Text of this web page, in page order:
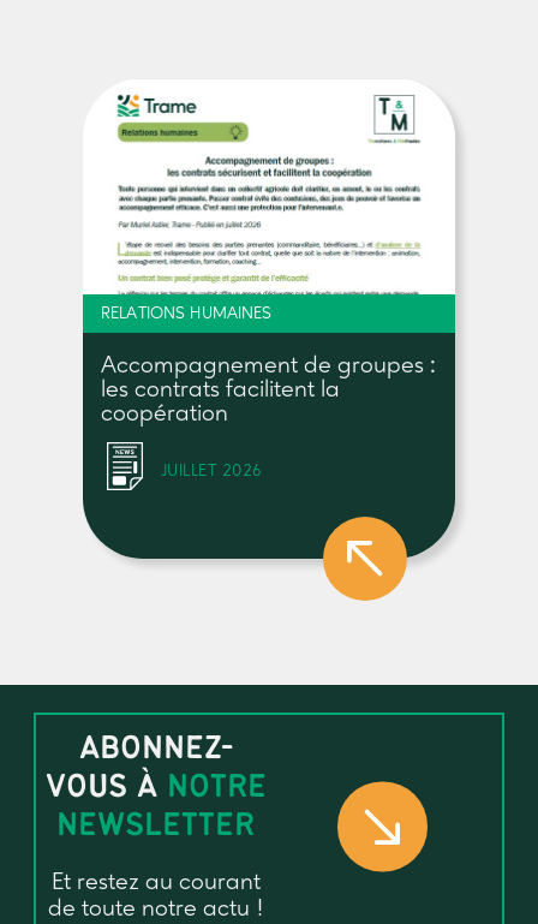
RELATIONS HUMAINES
Accompagnement de groupes :
les contrats facilitent la
coopération
JUILLET 2026
ABONNEZ-
VOUS À NOTRE
NEWSLETTER
Et restez au courant
de toute notre actu !